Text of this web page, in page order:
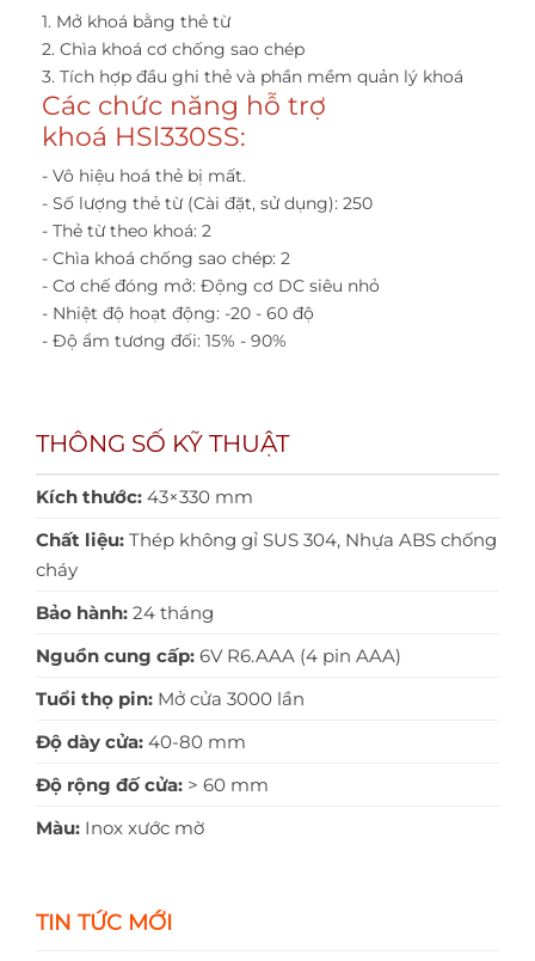
1. Mở khoá bằng thẻ từ
2. Chìa khoá cơ chống sao chép
3. Tích hợp đầu ghi thẻ và phần mềm quản lý khoá
Các chức năng hỗ trợ
khoá HSl330SS:
- Vô hiệu hoá thẻ bị mất.
- Số lượng thẻ từ (Cài đặt, sử dụng): 250
- Thẻ từ theo khoá: 2
- Chìa khoá chống sao chép: 2
- Cơ chế đóng mở: Động cơ DC siêu nhỏ
- Nhiệt độ hoạt động: -20 - 60 độ
- Độ ẩm tương đối: 15% - 90%
THÔNG SỐ KỸ THUẬT
Kích thước: 43×330 mm
Chất liệu: Thép không gỉ SUS 304, Nhựa ABS chống
cháy
Bảo hành: 24 tháng
Nguồn cung cấp: 6V R6.AAA (4 pin AAA)
Tuổi thọ pin: Mở cửa 3000 lần
Độ dày cửa: 40-80 mm
Độ rộng đố cửa: > 60 mm
Màu: Inox xước mờ
TIN TỨC MỚI